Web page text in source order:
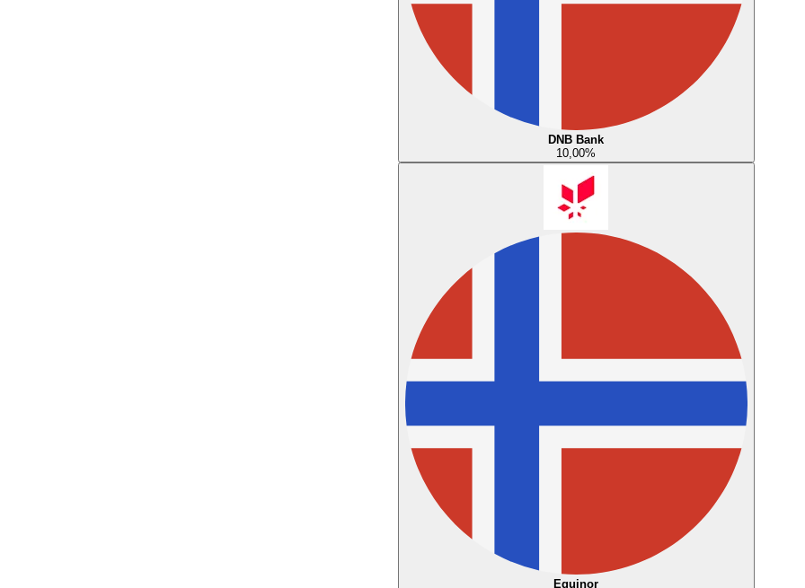
DNB Bank
10,00%
Equinor